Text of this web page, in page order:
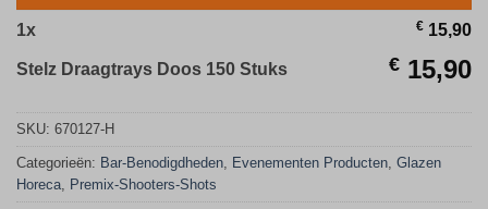
1x € 15,90
Stelz Draagtrays Doos 150 Stuks € 15,90
SKU: 670127-H
Categorieën: Bar-Benodigdheden, Evenementen Producten, Glazen
Horeca, Premix-Shooters-Shots